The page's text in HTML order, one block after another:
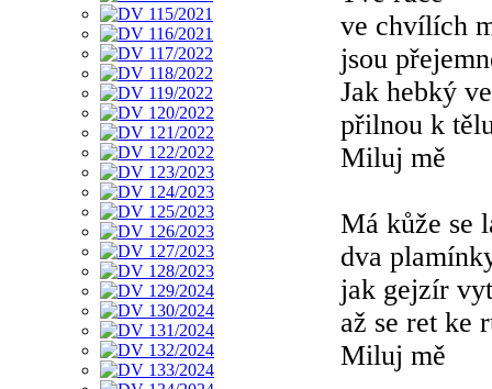
ve chvílích
jsou
Jak hebký
přilnou k
Miluj mě
Má kůže se
dva
jak gejzír
až se ret ke
Miluj mě